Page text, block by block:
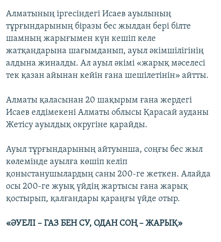
Алматының іргесіндегі Исаев ауылының
тұрғындарының біразы бес жылдан бері білте
шамның жарығымен күн кешіп келе
жатқандарына шағымданып, ауыл әкімшілігінің
алдына жиналды. Ал ауыл әкімі «жарық мәселесі
тек қазан айынан кейін ғана шешілетінін» айтты.
Алматы қаласынан 20 шақырым ғана жердегі
Исаев елдімекені Алматы облысы Қарасай ауданы
Жетісу ауылдық округіне қарайды.
Ауыл тұрғындарының айтуынша, соңғы бес жыл
көлемінде ауылға көшіп келіп
қоныстанушылардың саны 200-ге жеткен. Алайда
осы 200-ге жуық үйдің жартысы ғана жарық
қостырып, қалғандары қараңғы үйде отыр.
«ӘУЕЛІ – ГАЗ БЕН СУ, ОДАН СОҢ – ЖАРЫҚ»